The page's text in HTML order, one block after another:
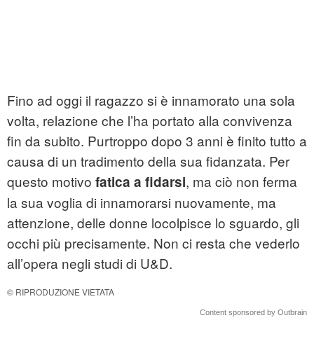
Fino ad oggi il ragazzo si è innamorato una sola
volta, relazione che l’ha portato alla convivenza
fin da subito. Purtroppo dopo 3 anni è finito tutto a
causa di un tradimento della sua fidanzata. Per
questo motivo fatica a fidarsi, ma ciò non ferma
la sua voglia di innamorarsi nuovamente, ma
attenzione, delle donne locolpisce lo sguardo, gli
occhi più precisamente. Non ci resta che vederlo
all’opera negli studi di U&D.
© RIPRODUZIONE VIETATA
Content sponsored by Outbrain